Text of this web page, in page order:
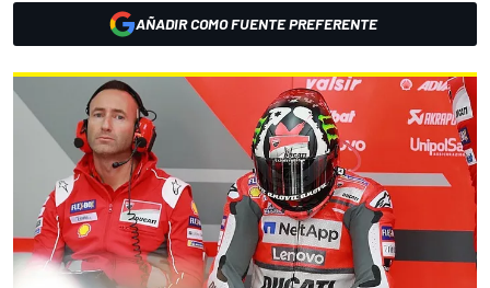
AÑADIR COMO FUENTE PREFERENTE